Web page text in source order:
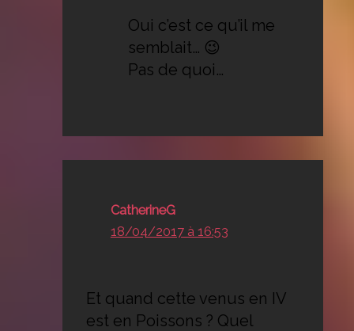
Oui c’est ce qu’il me
semblait… 😉
Pas de quoi…
CatherineG
18/04/2017 à 16:53
Et quand cette venus en IV
est en Poissons ? Quel